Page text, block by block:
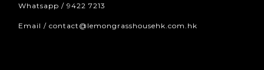
Whatsapp / 9422 7213
Email / contact@lemongrasshousehk.com.hk